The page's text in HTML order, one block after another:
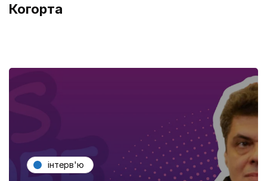
Когорта
інтерв'ю